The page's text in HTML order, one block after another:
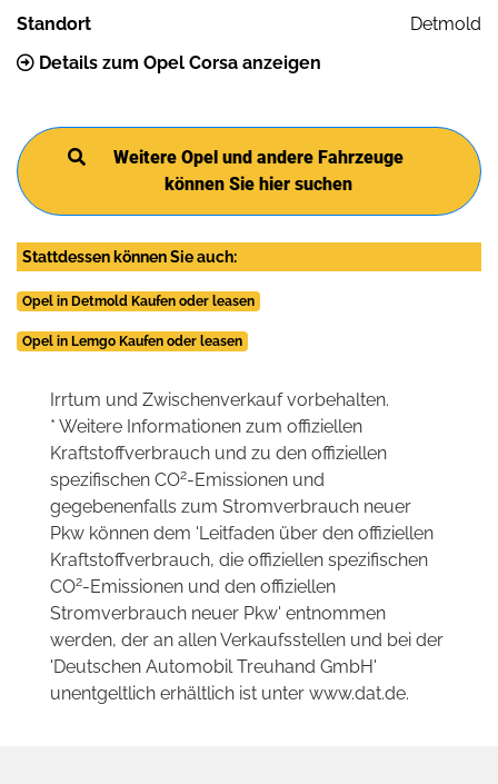
Standort
Detmold
Details zum Opel Corsa anzeigen
Weitere Opel und andere Fahrzeuge
können Sie hier suchen
Stattdessen können Sie auch:
Opel in Detmold Kaufen oder leasen
Opel in Lemgo Kaufen oder leasen
Irrtum und Zwischenverkauf vorbehalten.
* Weitere Informationen zum offiziellen
Kraftstoffverbrauch und zu den offiziellen
spezifischen CO2-Emissionen und
gegebenenfalls zum Stromverbrauch neuer
Pkw können dem 'Leitfaden über den offiziellen
Kraftstoffverbrauch, die offiziellen spezifischen
CO2-Emissionen und den offiziellen
Stromverbrauch neuer Pkw' entnommen
werden, der an allen Verkaufsstellen und bei der
'Deutschen Automobil Treuhand GmbH'
unentgeltlich erhältlich ist unter www.dat.de.